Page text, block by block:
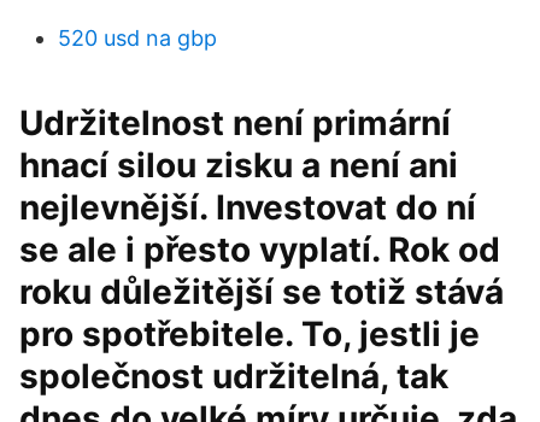
520 usd na gbp
Udržitelnost není primární
hnací silou zisku a není ani
nejlevnější. Investovat do ní
se ale i přesto vyplatí. Rok od
roku důležitější se totiž stává
pro spotřebitele. To, jestli je
společnost udržitelná, tak